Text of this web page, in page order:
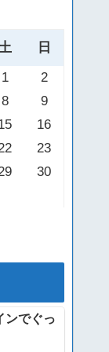
日
1
2
8
9
16
23
30
ンでぐっ